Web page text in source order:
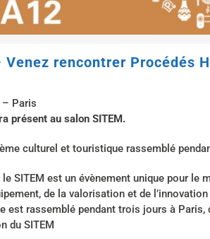
Venez rencontrer Procédés
– Paris
présent au salon SITEM.
culturel et touristique rassemblé
SITEM est un évènement unique pour le
de la valorisation et de
est rassemblé pendant trois jours à Paris,
du SITEM